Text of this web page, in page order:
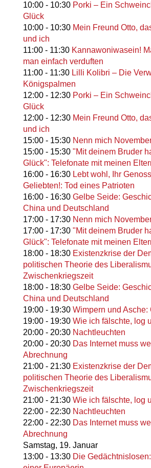
10:00- 10:30 Porki – Ein
Glück
10:00- 10:30 Mein Freund Otto,
und ich
11:00- 11:30 Kannawoniwasein!
man einfach verduften
11:00- 11:30 Lilli Kolibri – Die
Königspalmen
12:00- 12:30 Porki – Ein
Glück
12:00- 12:30 Mein Freund Otto,
und ich
15:00- 15:30 Nenn mich
15:00- 15:30 "Mit deinem Bruder
Glück": Telefonate mit meinen
16:00- 16:30 Lebt wohl, Ihr
Geliebten!: Tod eines Patrioten
16:00- 16:30 Gelbe Seide:
China und Deutschland
17:00- 17:30 Nenn mich
17:00- 17:30 "Mit deinem Bruder
Glück": Telefonate mit meinen
18:00- 18:30 Existenzkrise der
politischen Theorie des
Zwischenkriegszeit
18:00- 18:30 Gelbe Seide:
China und Deutschland
19:00- 19:30 Wimpern und Asche:
19:00- 19:30 Wie ich fälschte, log
20:00- 20:30 Nachtleuchten
20:00- 20:30 Das Internet muss
Abrechnung
21:00- 21:30 Existenzkrise der
politischen Theorie des
Zwischenkriegszeit
21:00- 21:30 Wie ich fälschte, log
22:00- 22:30 Nachtleuchten
22:00- 22:30 Das Internet muss
Abrechnung
Samstag, 19. Januar
13:00- 13:30 Die